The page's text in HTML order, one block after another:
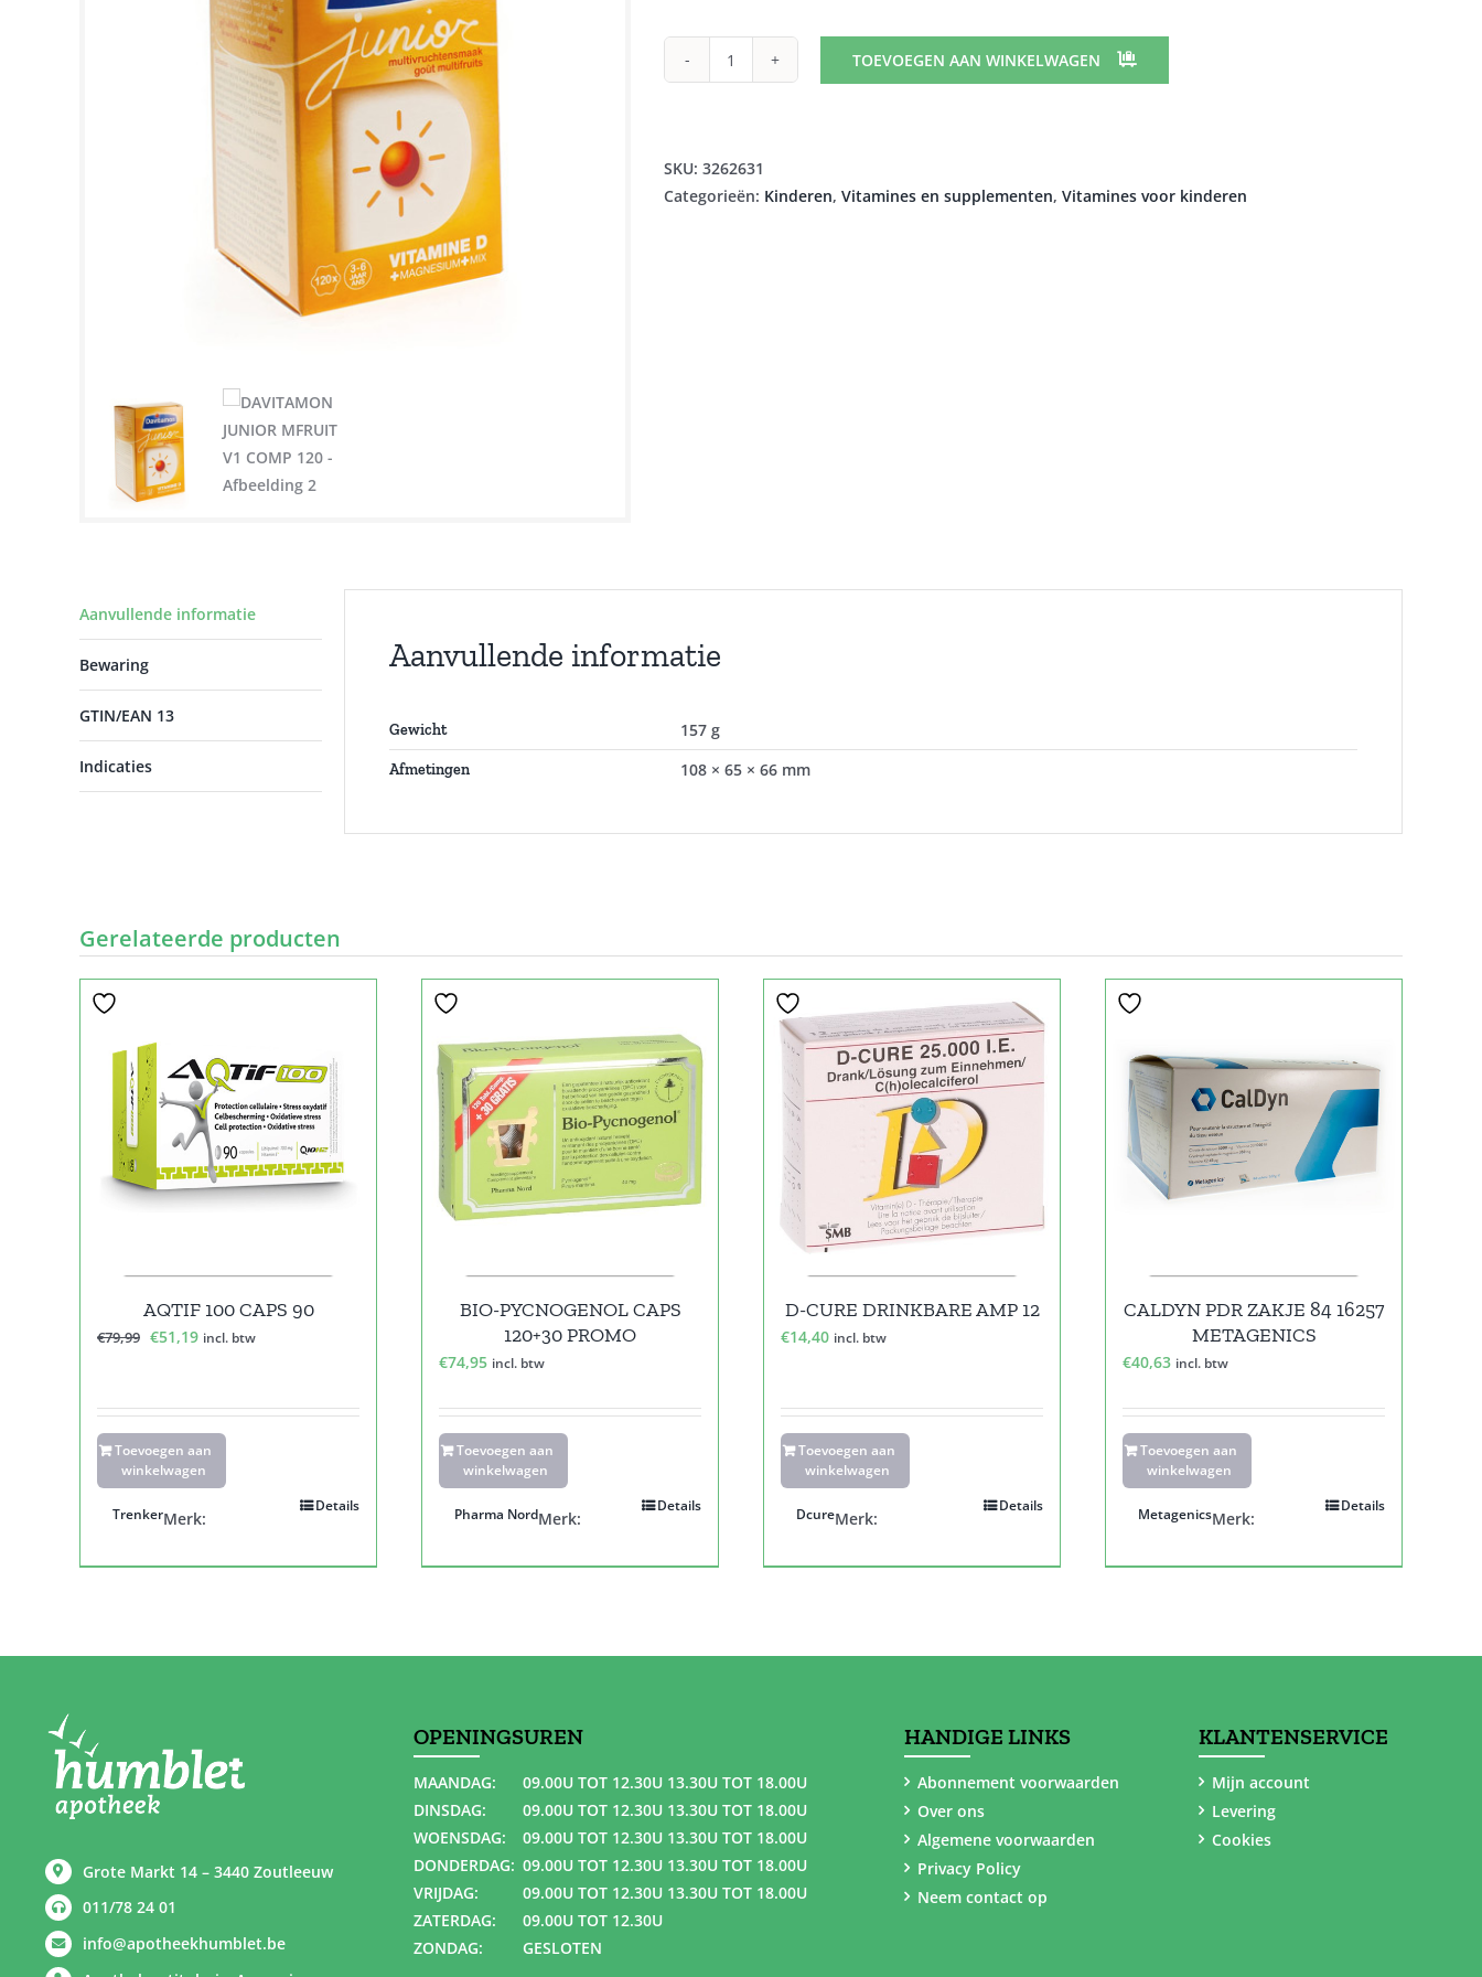
DAVITAMON
TOEVOEGEN AAN WINKELWAGEN
SKU: 3262631
Categorieën: Kinderen, Vitamines en supplementen, Vitamines voor kinderen
Aanvullende informatie
Bewaring
GTIN/EAN 13
Indicaties
Aanvullende informatie
Gewicht 157 g
Afmetingen 108 × 65 × 66 mm
Gerelateerde producten
AQTIF 100 CAPS 90
€79,99 Oorspronkelijke
€79,99.
€51,19Huidige
€51,19.
incl. btw
Toevoegen aan
winkelwagen
Details
Merk:
Trenker
BIO-PYCNOGENOL CAPS
120+30 PROMO
€74,95 incl. btw
Toevoegen aan
winkelwagen
Details
Merk:
Pharma Nord
D-CURE DRINKBARE AMP 12
€14,40 incl. btw
Toevoegen aan
winkelwagen
Details
Merk:
Dcure
CALDYN PDR ZAKJE 84 16257
METAGENICS
€40,63 incl. btw
Toevoegen aan
winkelwagen
Details
Merk:
Metagenics
Grote Markt 14 – 3440 Zoutleeuw
011/78 24 01
info@apotheekhumblet.be
OPENINGSUREN
MAANDAG:
09.00U TOT 12.30U 13.30U TOT 18.00U
DINSDAG:
09.00U TOT 12.30U 13.30U TOT 18.00U
WOENSDAG:
09.00U TOT 12.30U 13.30U TOT 18.00U
DONDERDAG: 09.00U TOT 12.30U 13.30U TOT 18.00U
VRIJDAG:
09.00U TOT 12.30U 13.30U TOT 18.00U
ZATERDAG:
09.00U TOT 12.30U
ZONDAG:
GESLOTEN
HANDIGE LINKS
Abonnement voorwaarden
Over ons
Algemene voorwaarden
Privacy Policy
Neem contact op
KLANTENSERVICE
Mijn account
Levering
Cookies